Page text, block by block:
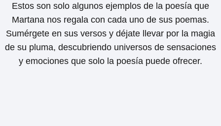
Estos son solo algunos ejemplos de la poesía que
Martana nos regala con cada uno de sus poemas.
Sumérgete en sus versos y déjate llevar por la magia
de su pluma, descubriendo universos de sensaciones
y emociones que solo la poesía puede ofrecer.